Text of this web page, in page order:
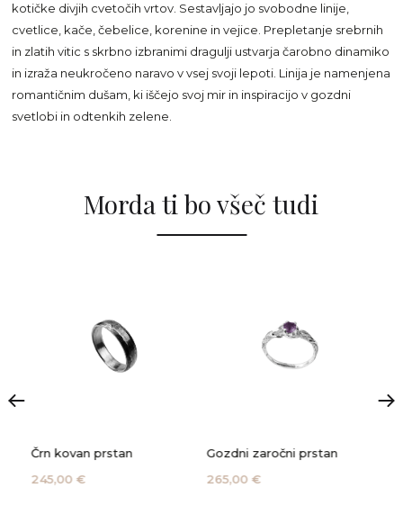
kotičke divjih cvetočih vrtov. Sestavljajo jo svobodne linije,
cvetlice, kače, čebelice, korenine in vejice. Prepletanje srebrnih
in zlatih vitic s skrbno izbranimi dragulji ustvarja čarobno dinamiko
in izraža neukročeno naravo v vsej svoji lepoti. Linija je namenjena
romantičnim dušam, ki iščejo svoj mir in inspiracijo v gozdni
svetlobi in odtenkih zelene.
Morda ti bo všeč tudi
Črn kovan prstan
245,00 €
Gozdni zaročni prstan
265,00 €